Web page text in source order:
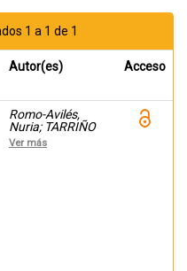
1 a 1 de 1
Autor(es) Acceso
Romo-Avilés,
Nuria; TARRIÑO
CONCEJERO,
LORENA; López-
Ver más